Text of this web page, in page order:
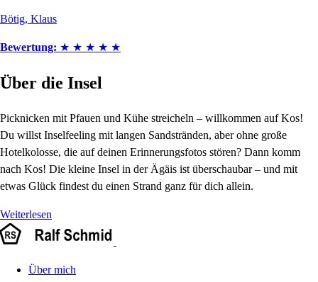
Bötig, Klaus
Bewertung: ★ ★ ★ ★ ★
Über die Insel
Picknicken mit Pfauen und Kühe streicheln – willkommen auf Kos!
Du willst Inselfeeling mit langen Sandstränden, aber ohne große
Hotelkolosse, die auf deinen Erinnerungsfotos stören? Dann komm
nach Kos! Die kleine Insel in der Ägäis ist überschaubar – und mit
etwas Glück findest du einen Strand ganz für dich allein.
Weiterlesen
Über mich